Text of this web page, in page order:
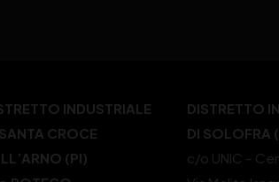
INDUSTRIALE
CROCE
(PI)
DISTRETTO
DI SOLOFRA
c/o UNIC –